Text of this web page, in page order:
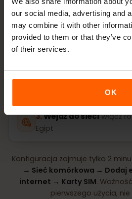
our social media, advertising and
may combine it with other
provided to them or that they’ve
of their services.
OK
Kup pakiet kod QR od
Zainstaluj eSIM
Wejdź do sieci włącz
Egipt
Konfiguracja zajmuje tylko 2
→ Sieć komórkowa → Dodaj
internet → Karty SIM.
pierwszego użycia,